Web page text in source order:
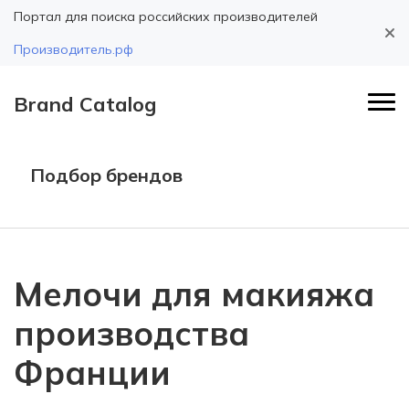
Портал для поиска российских производителей
Производитель.рф
Brand Catalog
Подбор брендов
Мелочи для макияжа
производства
Франции